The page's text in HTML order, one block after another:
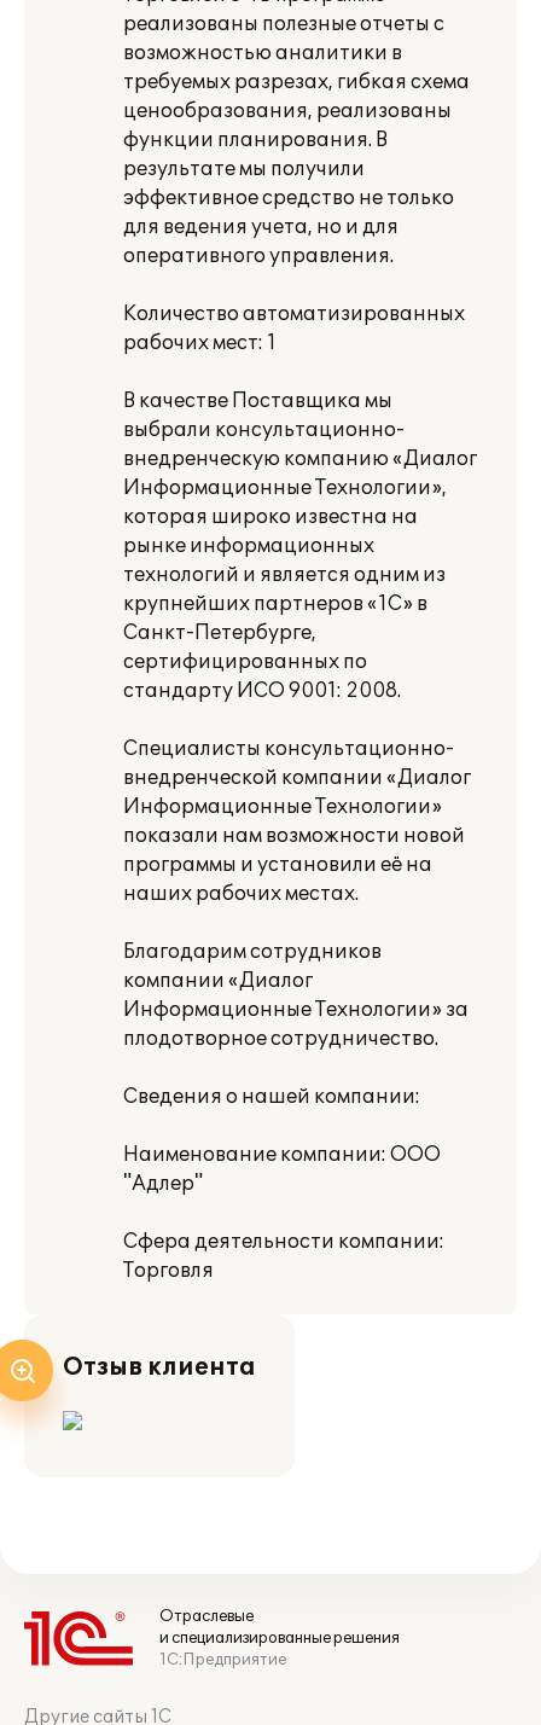
реализованы полезные отчеты с
возможностью аналитики в
требуемых разрезах, гибкая схема
ценообразования, реализованы
функции планирования. В
результате мы получили
эффективное средство не только
для ведения учета, но и для
оперативного управления.
Количество автоматизированных
рабочих мест: 1
В качестве Поставщика мы
выбрали консультационно-
внедренческую компанию «Диалог
Информационные Технологии»,
которая широко известна на
рынке информационных
технологий и является одним из
крупнейших партнеров «1С» в
Санкт-Петербурге,
сертифицированных по
стандарту ИСО 9001: 2008.
Специалисты консультационно-
внедренческой компании «Диалог
Информационные Технологии»
показали нам возможности новой
программы и установили её на
наших рабочих местах.
Благодарим сотрудников
компании «Диалог
Информационные Технологии» за
плодотворное сотрудничество.
Сведения о нашей компании:
Наименование компании: ООО
"Адлер"
Сфера деятельности компании:
Торговля
Отзыв клиента
Отраслевые
и специализированные решения
1С:Предприятие
Другие сайты 1С